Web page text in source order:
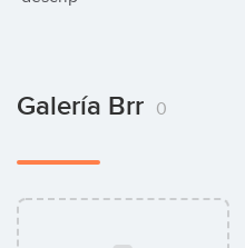
Galería Brr 0